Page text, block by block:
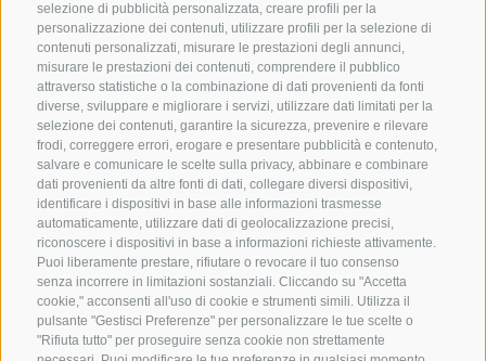
selezione di pubblicità personalizzata, creare profili per la
personalizzazione dei contenuti, utilizzare profili per la selezione di
contenuti personalizzati, misurare le prestazioni degli annunci,
misurare le prestazioni dei contenuti, comprendere il pubblico
attraverso statistiche o la combinazione di dati provenienti da fonti
diverse, sviluppare e migliorare i servizi, utilizzare dati limitati per la
selezione dei contenuti, garantire la sicurezza, prevenire e rilevare
frodi, correggere errori, erogare e presentare pubblicità e contenuto,
salvare e comunicare le scelte sulla privacy, abbinare e combinare
dati provenienti da altre fonti di dati, collegare diversi dispositivi,
identificare i dispositivi in base alle informazioni trasmesse
automaticamente, utilizzare dati di geolocalizzazione precisi,
riconoscere i dispositivi in base a informazioni richieste attivamente.
Puoi liberamente prestare, rifiutare o revocare il tuo consenso
senza incorrere in limitazioni sostanziali. Cliccando su "Accetta
cookie," acconsenti all'uso di cookie e strumenti simili. Utilizza il
pulsante "Gestisci Preferenze" per personalizzare le tue scelte o
"Rifiuta tutto" per proseguire senza cookie non strettamente
CONTATTACI
+39 0472 632 372
info@colleisarco.org
NEWSLETTER
Rimani aggiornato sulle nostre offerte